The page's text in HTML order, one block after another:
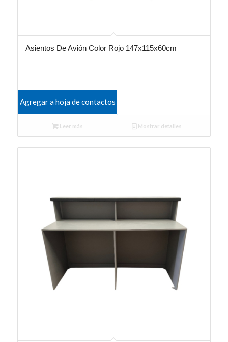
Asientos De Avión Color Rojo 147x115x60cm
Agregar a hoja de contactos
Leer más Mostrar detalles